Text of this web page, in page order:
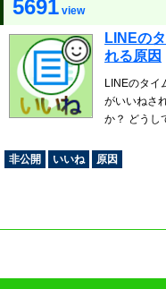
5691 view
LINEの
れる原因
LINEのタイ
がいいねさ
か？ どうし
非公開
いいね 原因